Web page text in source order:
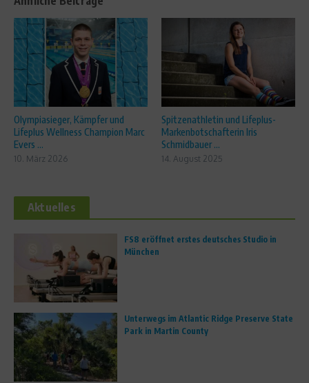
Olympiasieger, Kämpfer und
Lifeplus Wellness Champion Marc
Evers ...
10. März 2026
Spitzenathletin und Lifeplus-
Markenbotschafterin Iris
Schmidbauer ...
14. August 2025
Aktuelles
FS8 eröffnet erstes deutsches Studio in
München
Unterwegs im Atlantic Ridge Preserve State
Park in Martin County